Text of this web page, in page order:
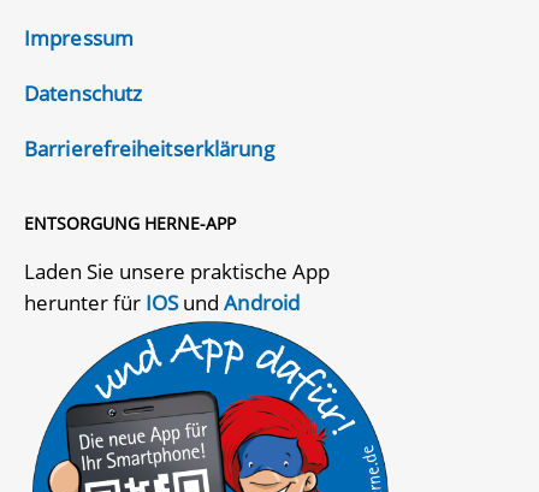
Impressum
Datenschutz
Barrierefreiheitserklärung
ENTSORGUNG HERNE-APP
Laden Sie unsere praktische App
herunter für IOSundAndroid